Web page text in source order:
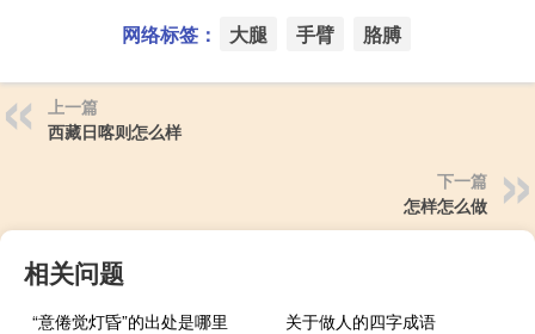
网络标签： 大腿 手臂 胳膊
上一篇
西藏日喀则怎么样
下一篇
怎样怎么做
相关问题
“意倦觉灯昏”的出处是哪里
关于做人的四字成语